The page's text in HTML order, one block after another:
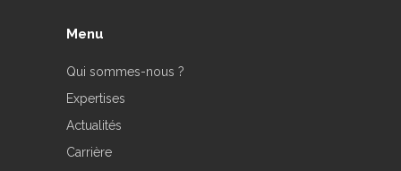
Menu
Qui sommes-nous ?
Expertises
Actualités
Carrière